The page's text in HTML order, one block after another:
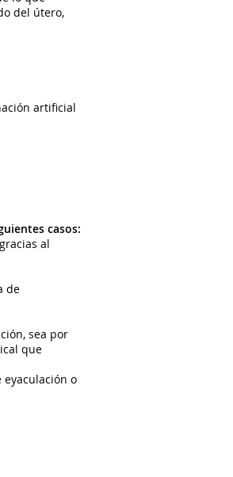
del útero,
artificial
casos:
al
de
sea por
que
o